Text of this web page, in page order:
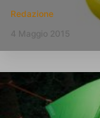
Redazione
4 Maggio 2015